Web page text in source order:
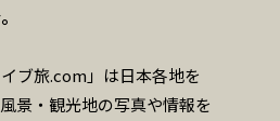
ブ旅.com」は日本各地を
景・観光地の写真や情報を